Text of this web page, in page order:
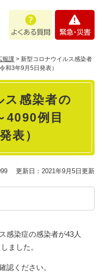
あ
問
・
報課 > 新型コロナウイルス感染者
和3年9月5日発表）
ス感染者の
4090例目
表）
更新日：2021年9月5日更新
感染症の感染者が43人
ました。
認ください。